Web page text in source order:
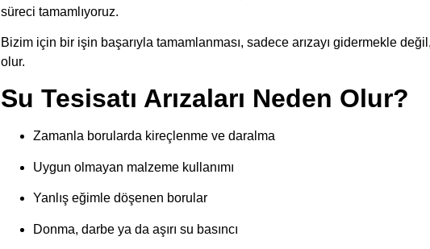
süreci tamamlıyoruz.
Bizim için bir işin başarıyla tamamlanması, sadece arızayı gidermekle
olur.
Su Tesisatı Arızaları Neden Olur?
Zamanla borularda kireçlenme ve daralma
Uygun olmayan malzeme kullanımı
Yanlış eğimle döşenen borular
Donma, darbe ya da aşırı su basıncı